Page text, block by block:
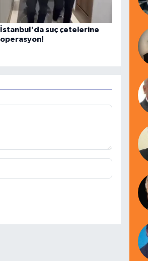
İstanbul'da suç çetelerine
operasyon!